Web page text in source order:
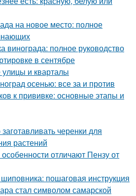
на новое место: полное
винограда: полное руководство
в сентябре
и кварталы
осенью: все за и против
к прививке: основные этапы и
черенки для
растений
отличают Пензу от
пошаговая инструкция
стал символом самарской